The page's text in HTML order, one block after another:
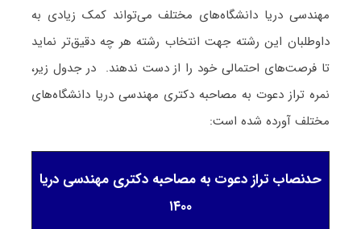
مهندسی دریا دانشگاه‌های مختلف می‌تواند کمک زیادی به
داوطلبان این رشته جهت انتخاب رشته هر چه دقیق‌تر نماید
تا فرصت‌های احتمالی خود را از دست ندهند. در جدول زیر،
نمره تراز دعوت به مصاحبه دکتری مهندسی دریا دانشگاه‌های
مختلف آورده شده است:
حدنصاب تراز دعوت به مصاحبه دکتری مهندسی دریا
۱۴۰۰